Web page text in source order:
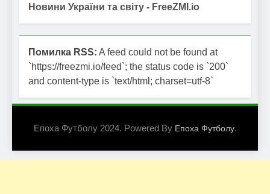
Новини України та світу - FreeZMI.io
Помилка RSS: A feed could not be found at
`https://freezmi.io/feed`; the status code is `200`
and content-type is `text/html; charset=utf-8`
Епоха Футболу 2024. Powered By Епоха Футболу.